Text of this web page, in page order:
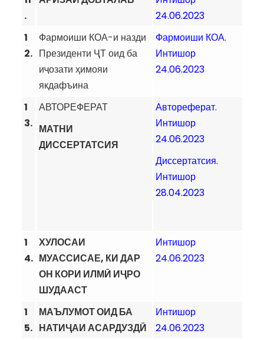
.
24.06.2023
1
2.
Фармоиши КОА-и назди
Президенти ҶТ оид ба
иҷозати ҳимояи
якдафъина
Фармоиши КОА.
Интишор
24.06.2023
1
3.
АВТОРЕФЕРАТ
МАТНИ
ДИССЕРТАТСИЯ
Автореферат.
Интишор
24.06.2023
Диссертатсия.
Интишор
28.04.2023
1
4.
ХУЛОСАИ
МУАССИСАЕ, КИ ДАР
ОН КОРИ ИЛМӢ ИҶРО
ШУДААСТ
Интишор
24.06.2023
1
5.
МАЪЛУМОТ ОИД БА
НАТИҶАИ АСАРДУЗДӢ
Интишор
24.06.2023